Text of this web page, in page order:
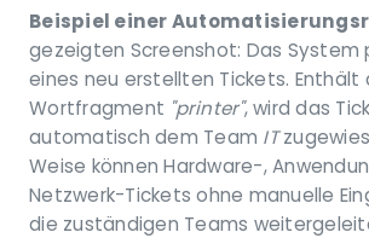
Beispiel einer
gezeigten Screenshot: Das System
eines neu erstellten Tickets. Enthält
Wortfragment "printer", wird das
automatisch dem Team IT
Weise können Hardware-,
Netzwerk-Tickets ohne manuelle
die zuständigen Teams